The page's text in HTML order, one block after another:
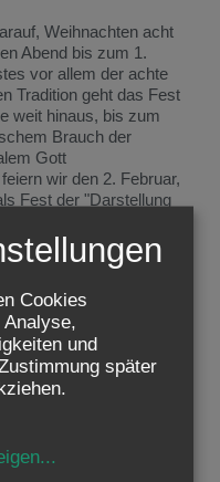
Weihnachten acht
Abend bis zum 1.
vor allem der achte
Tradition geht das Fest
weit hinaus, bis zum
Brauch der
Gott
wir den 2. Februar,
Fest der "Darstellung
Von ihr
alles, was
dachte darüber nach."
"Event" weiter,
(ich kenne diese
können.
Cookies
und
später
...